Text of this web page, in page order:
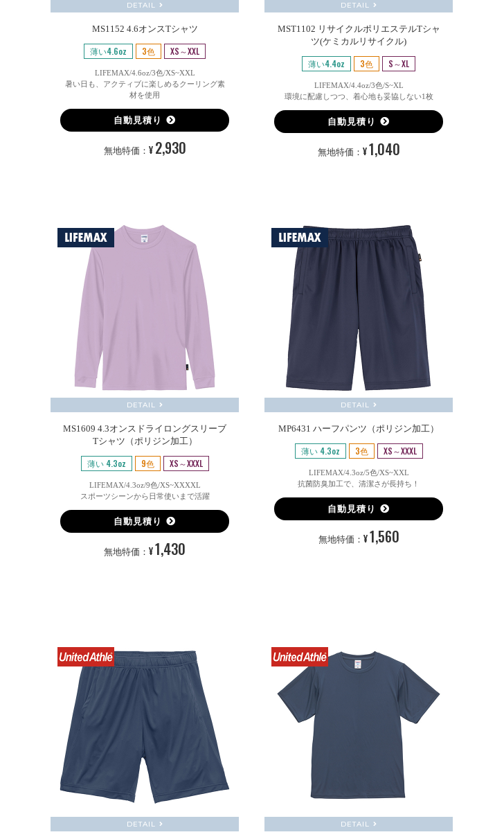
DETAIL
MS1152 4.6オンスTシャツ
薄い4.6oz 3色 XS～XXL
LIFEMAX/4.6oz/3色/XS~XXL
暑い日も、アクティブに楽しめるクーリング素
材を使用
自動見積り
無地特価： ¥ 2,930
DETAIL
MST1102 リサイクルポリエステルTシャ
ツ(ケミカルリサイクル)
薄い4.4oz 3色 S～XL
LIFEMAX/4.4oz/3色/S~XL
環境に配慮しつつ、着心地も妥協しない1枚
自動見積り
無地特価： ¥1,040
DETAIL
MS1609 4.3オンスドライロングスリーブ
Tシャツ（ポリジン加工）
薄い 4.3oz 9色 XS～XXXL
LIFEMAX/4.3oz/9色/XS~XXXXL
スポーツシーンから日常使いまで活躍
自動見積り
無地特価：¥1,430
DETAIL
MP6431 ハーフパンツ（ポリジン加工）
薄い 4.3oz 3色 XS～XXXL
LIFEMAX/4.3oz/5色/XS~XXL
抗菌防臭加工で、清潔さが長持ち！
自動見積り
無地特価： ¥1,560
DETAIL DETAIL